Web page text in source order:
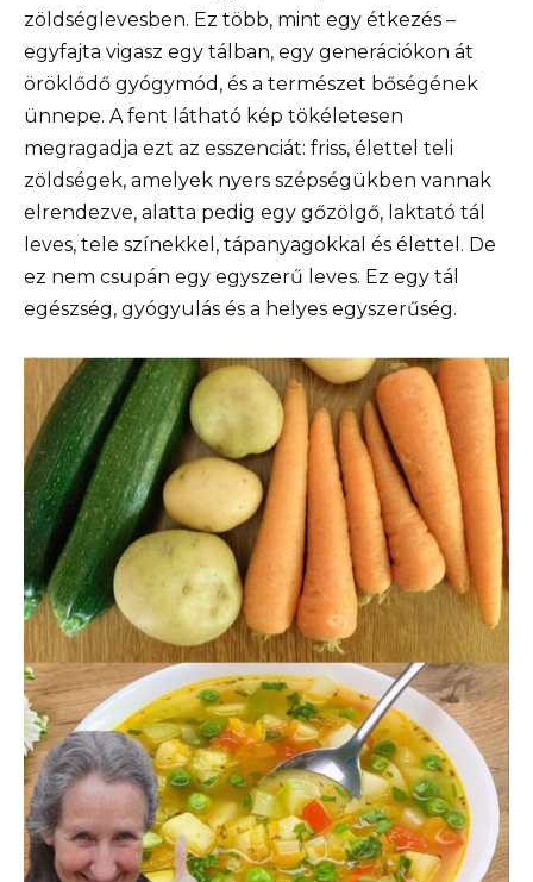
zöldséglevesben. Ez több, mint egy étkezés –
egyfajta vigasz egy tálban, egy generációkon át
öröklődő gyógymód, és a természet bőségének
ünnepe. A fent látható kép tökéletesen
megragadja ezt az esszenciát: friss, élettel teli
zöldségek, amelyek nyers szépségükben vannak
elrendezve, alatta pedig egy gőzölgő, laktató tál
leves, tele színekkel, tápanyagokkal és élettel. De
ez nem csupán egy egyszerű leves. Ez egy tál
egészség, gyógyulás és a helyes egyszerűség.